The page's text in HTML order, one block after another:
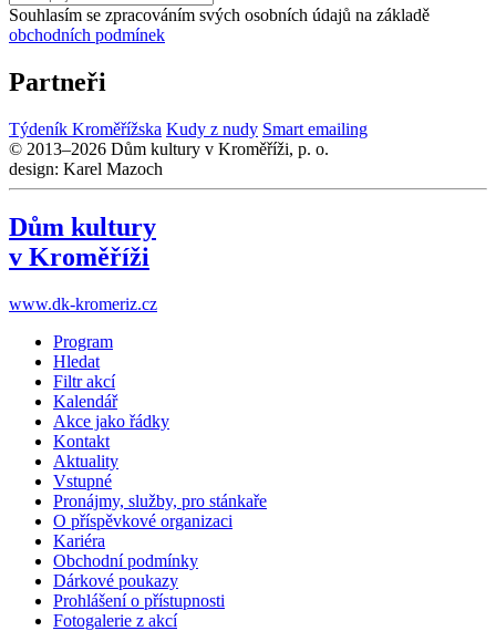
Souhlasím se zpracováním svých osobních údajů na základě
obchodních podmínek
Partneři
Týdeník Kroměřížska Kudy z nudy Smart emailing
© 2013–2026 Dům kultury v Kroměříži, p. o.
design: Karel Mazoch
Dům kultury
v Kroměříži
www.dk-kromeriz.cz
Program
Hledat
Filtr akcí
Kalendář
Akce jako řádky
Kontakt
Aktuality
Vstupné
Pronájmy, služby, pro stánkaře
O příspěvkové organizaci
Kariéra
Obchodní podmínky
Dárkové poukazy
Prohlášení o přístupnosti
Fotogalerie z akcí